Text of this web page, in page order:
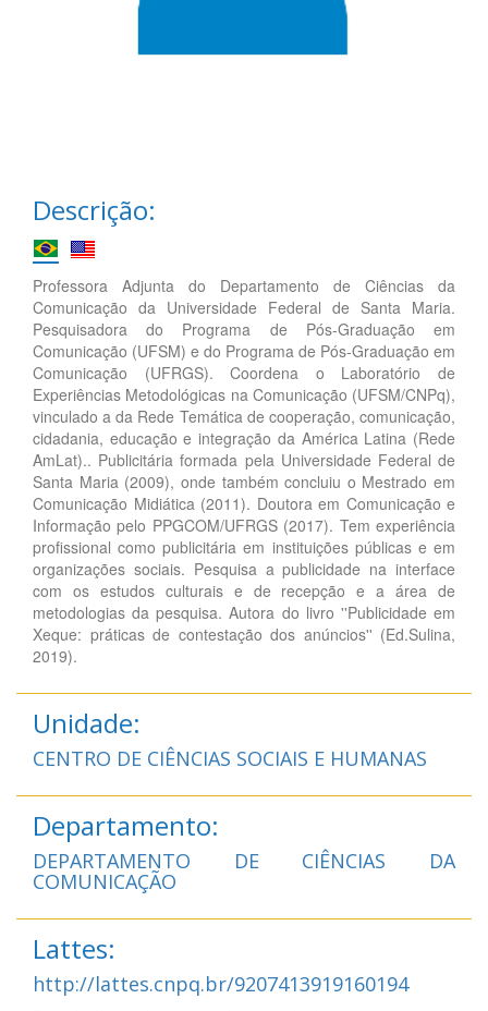
Descrição:
Professora Adjunta do Departamento de Ciências da
Comunicação da Universidade Federal de Santa Maria.
Pesquisadora do Programa de Pós-Graduação em
Comunicação (UFSM) e do Programa de Pós-Graduação em
Comunicação (UFRGS). Coordena o Laboratório de
Experiências Metodológicas na Comunicação (UFSM/CNPq),
vinculado a da Rede Temática de cooperação, comunicação,
cidadania, educação e integração da América Latina (Rede
AmLat).. Publicitária formada pela Universidade Federal de
Santa Maria (2009), onde também concluiu o Mestrado em
Comunicação Midiática (2011). Doutora em Comunicação e
Informação pelo PPGCOM/UFRGS (2017). Tem experiência
profissional como publicitária em instituições públicas e em
organizações sociais. Pesquisa a publicidade na interface
com os estudos culturais e de recepção e a área de
metodologias da pesquisa. Autora do livro ''Publicidade em
Xeque: práticas de contestação dos anúncios'' (Ed.Sulina,
2019).
Unidade:
CENTRO DE CIÊNCIAS SOCIAIS E HUMANAS
Departamento:
DEPARTAMENTO DE CIÊNCIAS DA
COMUNICAÇÃO
Lattes:
http://lattes.cnpq.br/9207413919160194